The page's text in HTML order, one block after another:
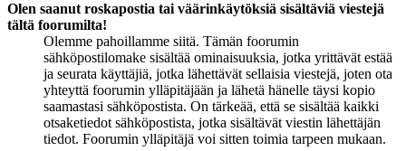
Olen saanut roskapostia tai väärinkäytöksiä sisältäviä viestejä
tältä foorumilta!
Olemme pahoillamme siitä. Tämän foorumin
sähköpostilomake sisältää ominaisuuksia, jotka yrittävät estää
ja seurata käyttäjiä, jotka lähettävät sellaisia viestejä, joten ota
yhteyttä foorumin ylläpitäjään ja lähetä hänelle täysi kopio
saamastasi sähköpostista. On tärkeää, että se sisältää kaikki
otsaketiedot sähköpostista, jotka sisältävät viestin lähettäjän
tiedot. Foorumin ylläpitäjä voi sitten toimia tarpeen mukaan.